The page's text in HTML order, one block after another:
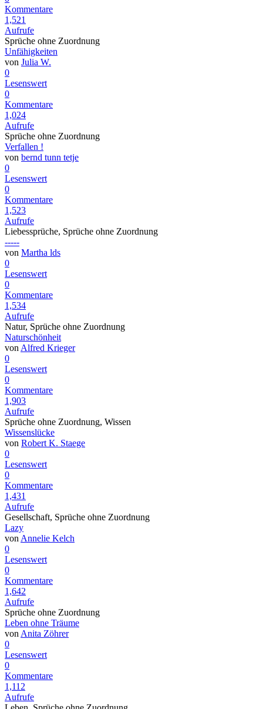
Kommentare
1,521
Aufrufe
Sprüche ohne Zuordnung
Unfähigkeiten
von Julia W.
0
Lesenswert
0
Kommentare
1,024
Aufrufe
Sprüche ohne Zuordnung
Verfallen !
von bernd tunn tetje
0
Lesenswert
0
Kommentare
1,523
Aufrufe
Liebessprüche, Sprüche ohne Zuordnung
-----
von Martha lds
0
Lesenswert
0
Kommentare
1,534
Aufrufe
Natur, Sprüche ohne Zuordnung
Naturschönheit
vonAlfred Krieger
0
Lesenswert
0
Kommentare
1,903
Aufrufe
Sprüche ohne Zuordnung, Wissen
Wissenslücke
von Robert K. Staege
0
Lesenswert
0
Kommentare
1,431
Aufrufe
Gesellschaft, Sprüche ohne Zuordnung
Lazy
vonAnnelie Kelch
0
Lesenswert
0
Kommentare
1,642
Aufrufe
Sprüche ohne Zuordnung
Leben ohne Träume
vonAnita Zöhrer
0
Lesenswert
0
Kommentare
1,112
Aufrufe